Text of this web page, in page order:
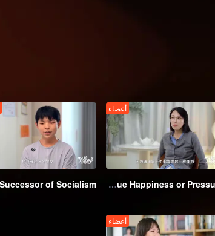
أعضاء
EP3: Chinese Women's Volleyball Spirit Enters Family Education, Pursue Happiness or Pressure?
أعضاء